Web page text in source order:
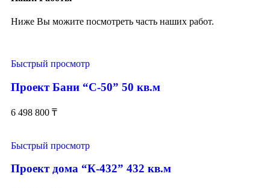
Ниже Вы можите посмотреть часть наших работ.
Быстрый просмотр
Проект Бани “С-50” 50 кв.м
6 498 800 ₸
Быстрый просмотр
Проект дома “К-432” 432 кв.м